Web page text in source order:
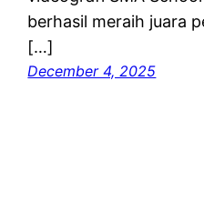
berhasil meraih juara
[…]
December 4, 2025